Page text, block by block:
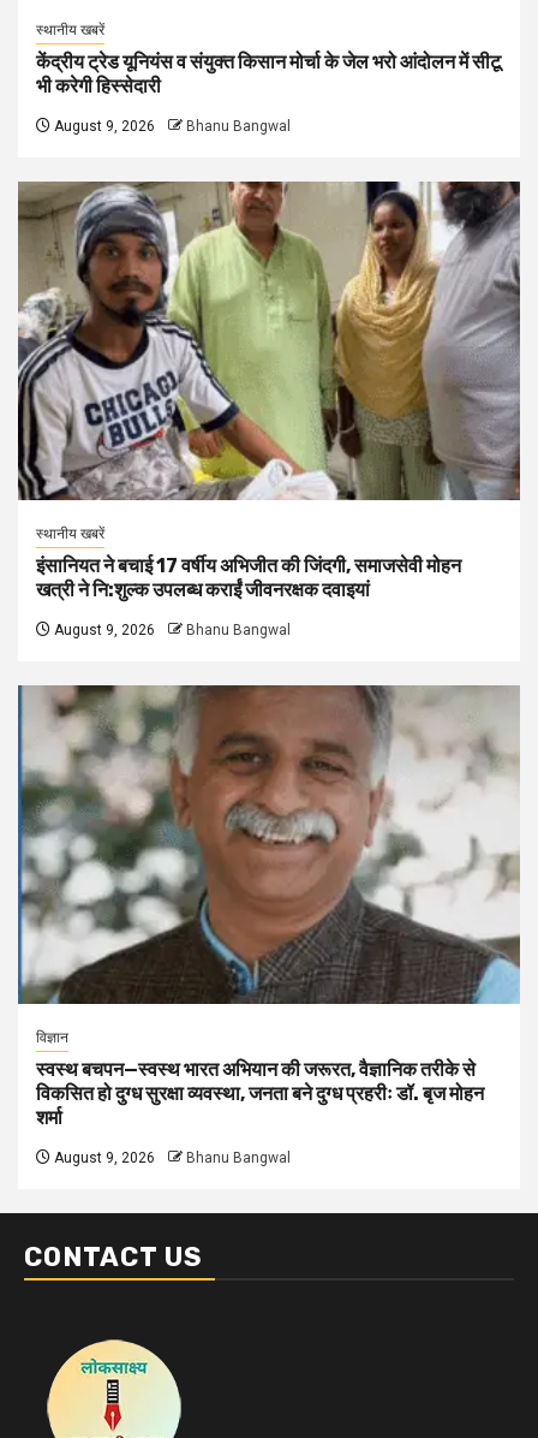
स्थानीय खबरें
केंद्रीय ट्रेड यूनियंस व संयुक्त किसान मोर्चा के जेल भरो आंदोलन में सीटू
भी करेगी हिस्सेदारी
August 9, 2026 Bhanu Bangwal
स्थानीय खबरें
इंसानियत ने बचाई 17 वर्षीय अभिजीत की जिंदगी, समाजसेवी मोहन
खत्री ने नि:शुल्क उपलब्ध कराईं जीवनरक्षक दवाइयां
August 9, 2026 Bhanu Bangwal
विज्ञान
स्वस्थ बचपन—स्वस्थ भारत अभियान की जरूरत, वैज्ञानिक तरीके से
विकसित हो दुग्ध सुरक्षा व्यवस्था, जनता बने दुग्ध प्रहरीः डॉ. बृज मोहन
शर्मा
August 9, 2026 Bhanu Bangwal
CONTACT US